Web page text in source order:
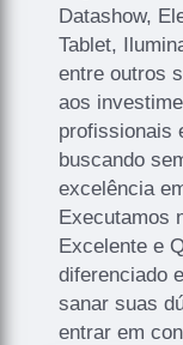
Datashow,
Tablet,
entre outros
aos
profissionais
buscando
excelência
Executamos
Excelente e
diferenciado
sanar suas
entrar em